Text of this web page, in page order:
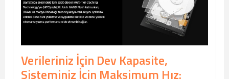
Verileriniz İçin Dev Kapasite,
Sisteminiz İçin Maksimum Hız: